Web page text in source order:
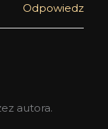
Odpowiedz
autora.